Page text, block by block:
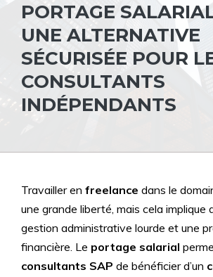
PORTAGE
UNE ALTERNATIVE
SÉCURISÉE POUR
CONSULTANTS
INDÉPENDANTS
Travailler en freelance dans le
une grande liberté, mais cela implique
gestion administrative lourde et une
financière. Le portage salarial
consultants SAP de bénéficier d’un